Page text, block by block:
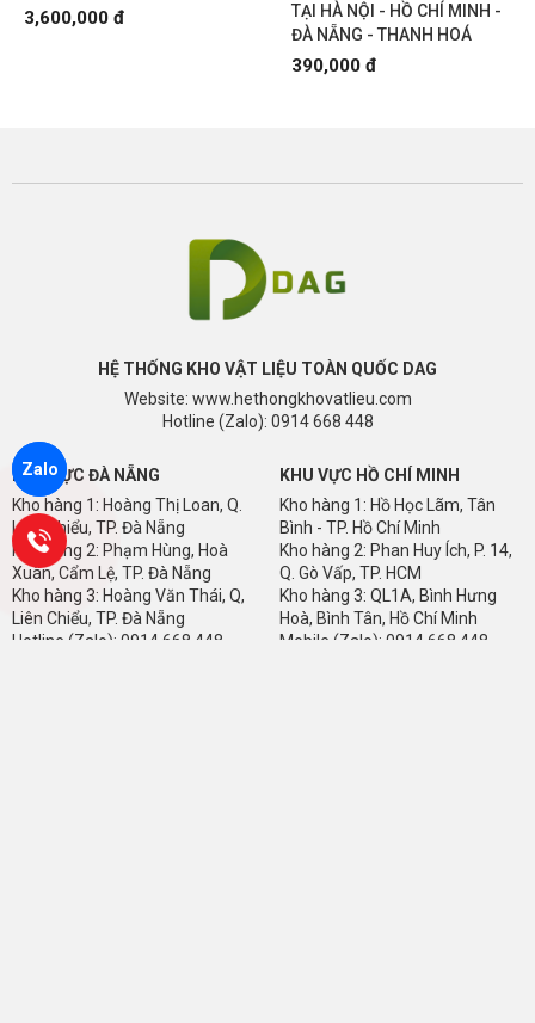
3,600,000 đ
TẠI HÀ NỘI - HỒ CHÍ MINH -
ĐÀ NẴNG - THANH HOÁ
390,000 đ
HỆ THỐNG KHO VẬT LIỆU TOÀN QUỐC DAG
Website: www.hethongkhovatlieu.com
Hotline (Zalo): 0914 668 448
KHU VỰC ĐÀ NẴNG
Kho hàng 1: Hoàng Thị Loan, Q.
Liên Chiểu, TP. Đà Nẵng
Kho hàng 2: Phạm Hùng, Hoà
Xuân, Cẩm Lệ, TP. Đà Nẵng
Kho hàng 3: Hoàng Văn Thái, Q,
Liên Chiểu, TP. Đà Nẵng
Hotline (Zalo): 0914 668 448
KHU VỰC HỒ CHÍ MINH
Kho hàng 1: Hồ Học Lãm, Tân
Bình - TP. Hồ Chí Minh
Kho hàng 2: Phan Huy Ích, P. 14,
Q. Gò Vấp, TP. HCM
Kho hàng 3: QL1A, Bình Hưng
Hoà, Bình Tân, Hồ Chí Minh
Mobile (Zalo): 0914 668 448
Zalo